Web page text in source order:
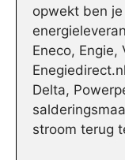
opwekt ben
Eneco, Engie,
Delta,
stroom terug